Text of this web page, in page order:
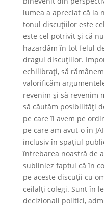
lumea a apreciat că la
tonul discuțiilor este
este cel potrivit și că
hazardăm în tot felul
dragul discuțiilor.
echilibrați, să
valorificăm
revenim și să revenim
să căutăm posibilități
pe care îl avem pe
pe care am avut-o în
inclusiv în spațiul
întrebarea noastră de
subliniez faptul că în
pe aceste discuții cu
ceilalți colegi. Sunt în
decizionali politici,